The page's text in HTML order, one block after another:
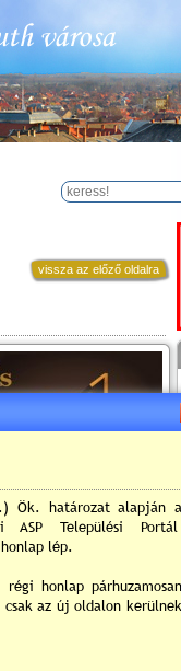
vissza az előző oldalra